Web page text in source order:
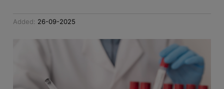
Added: 26-09-2025